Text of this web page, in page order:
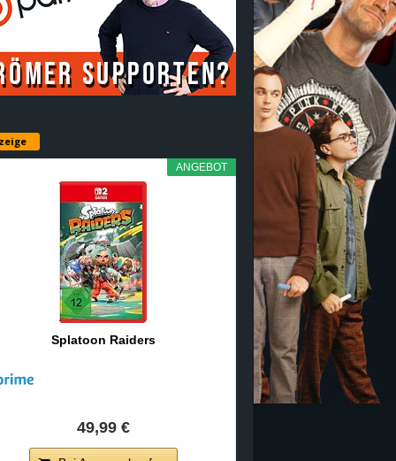
ANGEBOT
Splatoon Raiders
49,99 €